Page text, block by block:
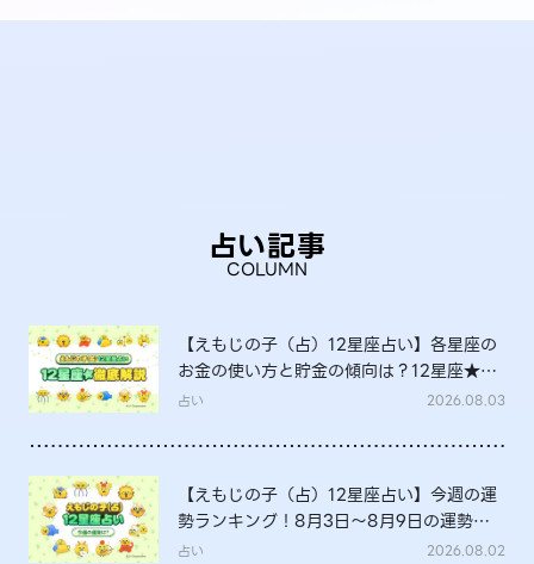
占い記事
COLUMN
【えもじの子（占）12星座占い】各星座の
お金の使い方と貯金の傾向は？12星座★徹
底解説
占い 2026.08.03
【えもじの子（占）12星座占い】今週の運
勢ランキング！8月3日～8月9日の運勢
は？
占い 2026.08.02